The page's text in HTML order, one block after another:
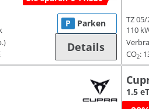
P Parken
Details
TZ
110
CO2:
1.5